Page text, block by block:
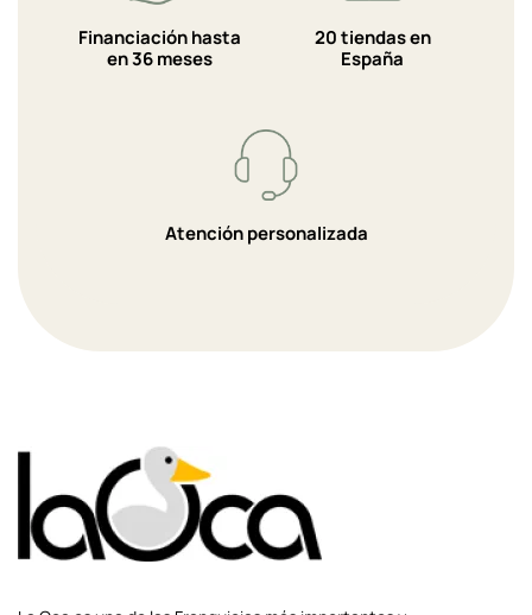
Financiación hasta
en 36 meses
20 tiendas en
España
Atención personalizada